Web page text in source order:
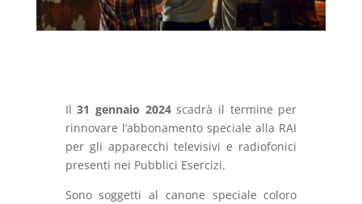
Il31 gennaio 2024scadrà il termine per
rinnovare l’abbonamento speciale alla RAI
per gli apparecchi televisivi e radiofonici
presenti nei Pubblici Esercizi.
Sono soggetti al canone speciale coloro